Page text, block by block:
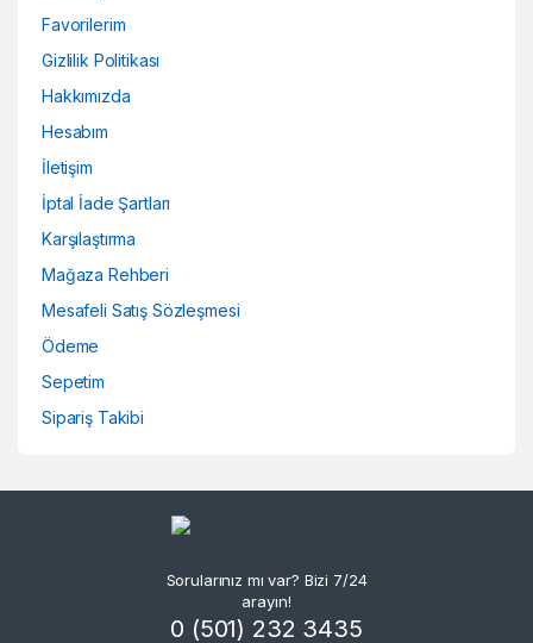
Favorilerim
Gizlilik Politikası
Hakkımızda
Hesabım
İletişim
İptal İade Şartları
Karşılaştırma
Mağaza Rehberi
Mesafeli Satış Sözleşmesi
Ödeme
Sepetim
Sipariş Takibi
Sorularınız mı var? Bizi 7/24
arayın!
0 (501) 232 3435